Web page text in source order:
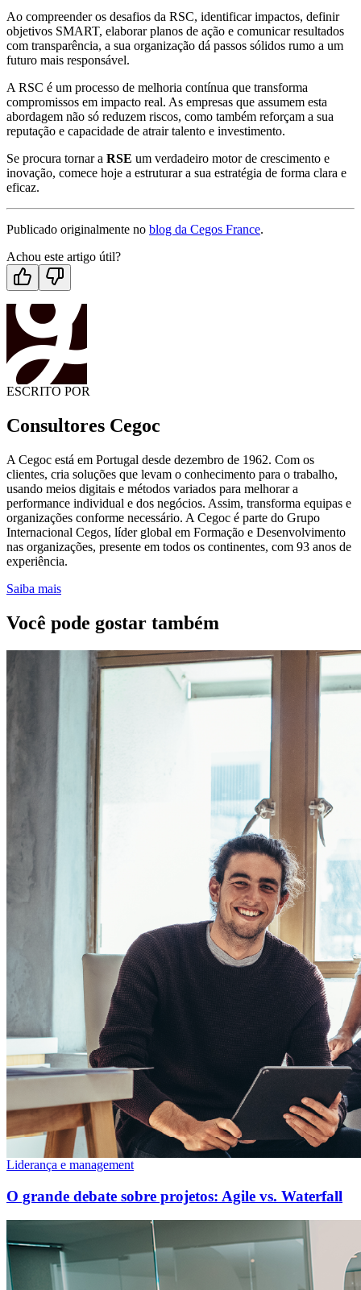
Ao compreender os desafios da RSC, identificar impactos, definir
objetivos SMART, elaborar planos de ação e comunicar resultados
com transparência, a sua organização dá passos sólidos rumo a um
futuro mais responsável.
A RSC é um processo de melhoria contínua que transforma
compromissos em impacto real. As empresas que assumem esta
abordagem não só reduzem riscos, como também reforçam a sua
reputação e capacidade de atrair talento e investimento.
Se procura tornar a RSE um verdadeiro motor de crescimento e
inovação, comece hoje a estruturar a sua estratégia de forma clara e
eficaz.
Publicado originalmente no blog da Cegos France.
Achou este artigo útil?
ESCRITO POR
Consultores Cegoc
A Cegoc está em Portugal desde dezembro de 1962. Com os
clientes, cria soluções que levam o conhecimento para o trabalho,
usando meios digitais e métodos variados para melhorar a
performance individual e dos negócios. Assim, transforma equipas e
organizações conforme necessário. A Cegoc é parte do Grupo
Internacional Cegos, líder global em Formação e Desenvolvimento
nas organizações, presente em todos os continentes, com 93 anos de
experiência.
Saiba mais
Você pode gostar também
Liderança e management
O grande debate sobre projetos: Agile vs. Waterfall